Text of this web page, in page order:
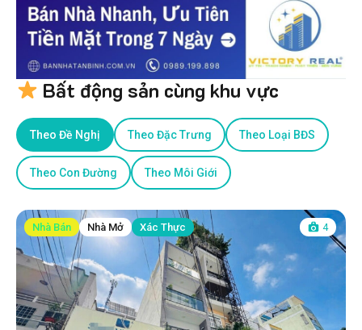
Bất động sản cùng khu vực
Theo Đề Nghị Theo Đặc Trưng Theo Loại BĐS
Theo Con Đường Theo Môi Giới
Nhà Bán Nhà Mở Xác Thực 4